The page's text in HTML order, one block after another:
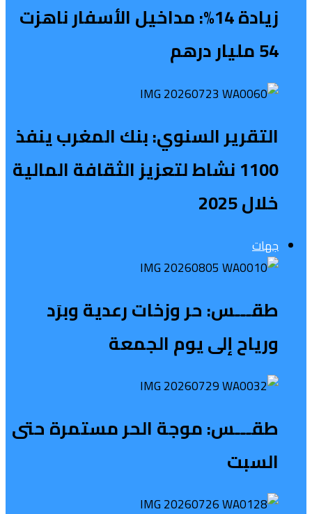
زيادة 14%: مداخيل الأسفار ناهزت
54 مليار درهم
التقرير السنوي: بنك المغرب ينفذ
1100 نشاط لتعزيز الثقافة المالية
خلال 2025
جهات
طقـــس: حر وزخات رعدية وبرَد
ورياح إلى يوم الجمعة
طقـــس: موجة الحر مستمرة حتى
السبت